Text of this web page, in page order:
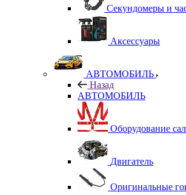
Секундомеры и
Аксессуары
АВТОМОБИЛЬ
Назад
АВТОМОБИЛЬ
Оборудование
Двигатель
Оригинальные